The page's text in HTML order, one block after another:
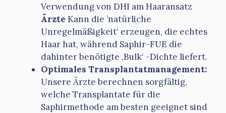
Verwendung von DHI am Haaransatz
Ärzte Kann die ’natürliche
Unregelmäßigkeit‘ erzeugen, die echtes
Haar hat, während Saphir-FUE die
dahinter benötigte ‚Bulk‘ -Dichte liefert.
Optimales Transplantatmanagement:
Unsere Ärzte berechnen sorgfältig,
welche Transplantate für die
Saphirmethode am besten geeignet sind